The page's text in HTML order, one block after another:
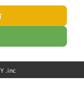
.inc